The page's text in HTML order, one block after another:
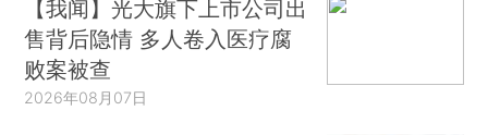
【我闻】光大旗下上市公司出
售背后隐情 多人卷入医疗腐
败案被查
2026年08月07日